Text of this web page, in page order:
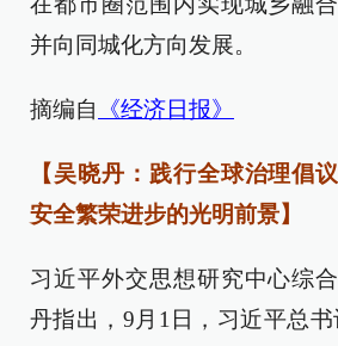
并向同城化方向发展。
摘编自 《经济日报》
【吴晓丹：践行全球治理倡
安全繁荣进步的光明前景】
习近平外交思想研究中心综
丹指出，9月1日，习近平总书